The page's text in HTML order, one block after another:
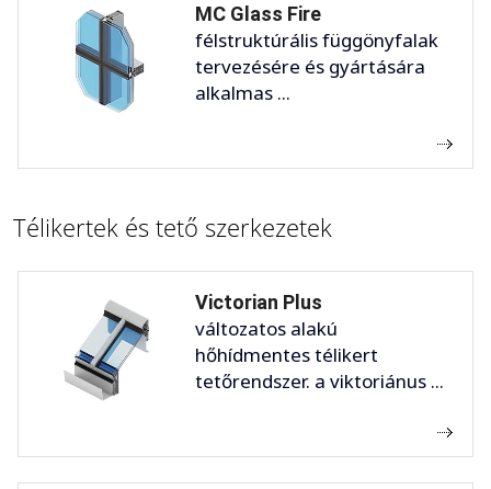
MC Glass Fire
félstruktúrális függönyfalak
tervezésére és gyártására
alkalmas ...
Télikertek és tető szerkezetek
Victorian Plus
változatos alakú
hőhídmentes télikert
tetőrendszer. a viktoriánus ...